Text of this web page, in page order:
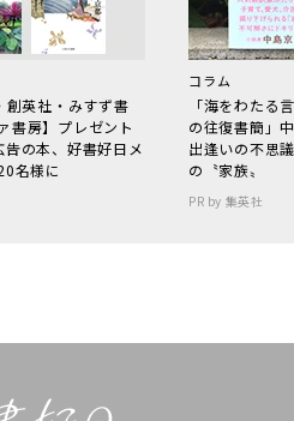
創英社・みすず書
書房】プレゼント
の本、好書好日メ
名様に
コラム
「海をわた
の往復書簡」
出逢いの不思
の〝家族〟
PR by 集英社